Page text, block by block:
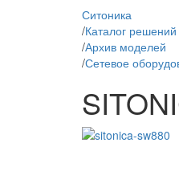
Ситоника
/Каталог решений
/Архив моделей
/Сетевое